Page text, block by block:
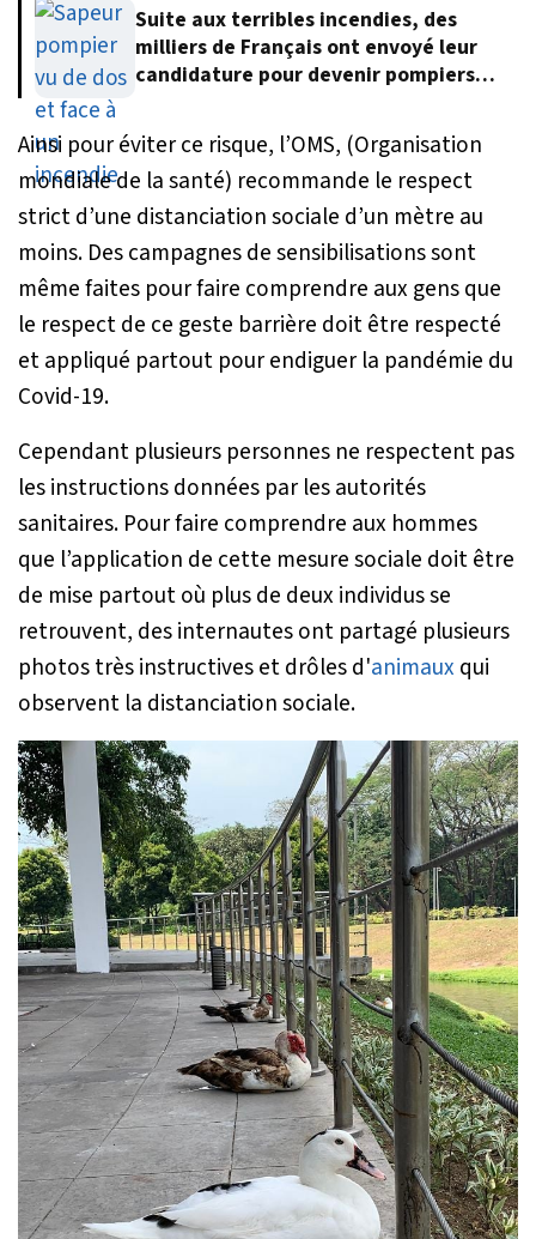
Suite aux terribles incendies, des
milliers de Français ont envoyé leur
candidature pour devenir pompiers
Ainsi pour éviter ce risque, l’OMS, (Organisation
mondiale de la santé) recommande le respect
strict d’une distanciation sociale d’un mètre au
moins. Des campagnes de sensibilisations sont
même faites pour faire comprendre aux gens que
le respect de ce geste barrière doit être respecté
et appliqué partout pour endiguer la pandémie du
Covid-19.
Cependant plusieurs personnes ne respectent pas
les instructions données par les autorités
sanitaires. Pour faire comprendre aux hommes
que l’application de cette mesure sociale doit être
de mise partout où plus de deux individus se
retrouvent, des internautes ont partagé plusieurs
photos très instructives et drôles d'animaux qui
observent la distanciation sociale.